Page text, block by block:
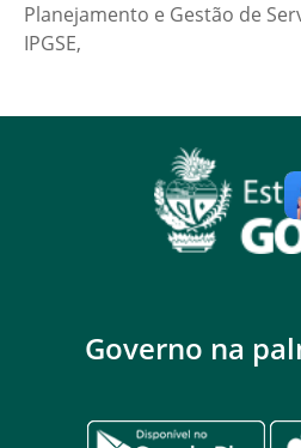
Planejamento e Gestão de
IPGSE,
Governo na